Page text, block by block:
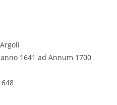
1641 ad Annum 1700